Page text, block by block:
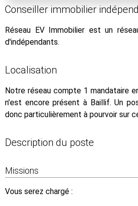
Conseiller immobilier
Réseau EV Immobilier est un
d'indépendants.
Localisation
Notre réseau compte 1 mandataire
n'est encore présent à Baillif. Un
donc particulièrement à pourvoir sur
Description du poste
Missions
Vous serez chargé :